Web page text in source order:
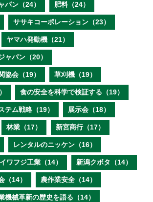
パン（24） 肥料（24）
ササキコーポレーション（23）
ヤマハ発動機（21）
ャパン（20）
協会（19） 草刈機（19）
食の安全を科学で検証する（19）
テム戦略（19） 展示会（18）
林業（17） 新宮商行（17）
レンタルのニッケン（16）
イワフジ工業（14） 新潟クボタ（14）
（14） 農作業安全（14）
機械革新の歴史を語る（14）